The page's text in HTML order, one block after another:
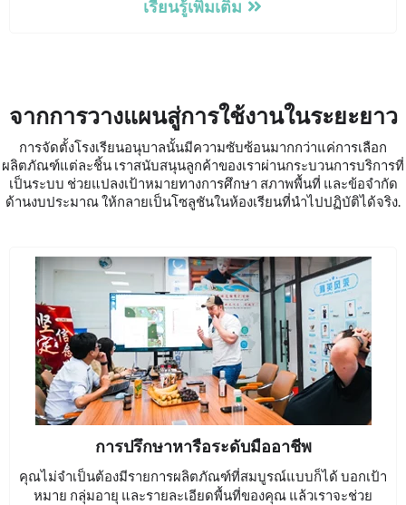
เรียนรู้เพิ่มเติม
จากการวางแผนสู่การใช้งานในระยะยาว
การจัดตั้งโรงเรียนอนุบาลนั้นมีความซับซ้อนมากกว่าแค่การเลือก
ผลิตภัณฑ์แต่ละชิ้น เราสนับสนุนลูกค้าของเราผ่านกระบวนการบริการที่
เป็นระบบ ช่วยแปลงเป้าหมายทางการศึกษา สภาพพื้นที่ และข้อจำกัด
ด้านงบประมาณ ให้กลายเป็นโซลูชันในห้องเรียนที่นำไปปฏิบัติได้จริง.
การปรึกษาหารือระดับมืออาชีพ
คุณไม่จำเป็นต้องมีรายการผลิตภัณฑ์ที่สมบูรณ์แบบก็ได้ บอกเป้า
หมาย กลุ่มอายุ และรายละเอียดพื้นที่ของคุณ แล้วเราจะช่วย